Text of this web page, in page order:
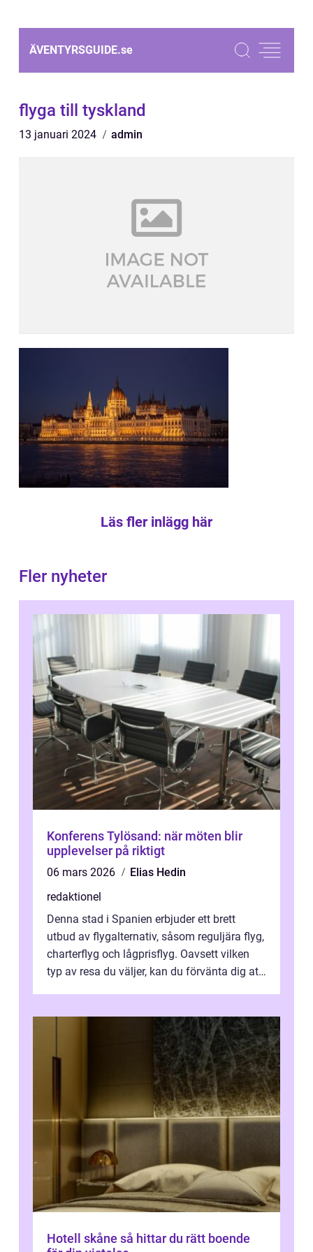
ÄVENTYRSGUIDE.se
flyga till tyskland
13 januari 2024 admin
Läs fler inlägg här
Fler nyheter
Konferens Tylösand: när möten blir
upplevelser på riktigt
06 mars 2026
Elias Hedin
redaktionel
Denna stad i Spanien erbjuder ett brett
utbud av flygalternativ, såsom reguljära flyg,
charterflyg och lågprisflyg. Oavsett vilken
typ av resa du väljer, kan du förvänta dig att
Hotell skåne så hittar du rätt boende